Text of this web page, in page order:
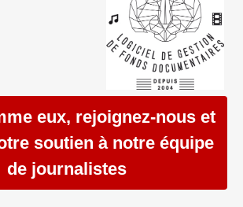
eux, rejoignez-nous et
soutien à notre équipe
de journalistes